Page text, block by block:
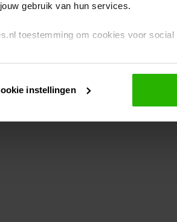
gebruik van hun services.
toestemming om cookies voor
cookies worden geplaatst. Je kunt je
instellingen